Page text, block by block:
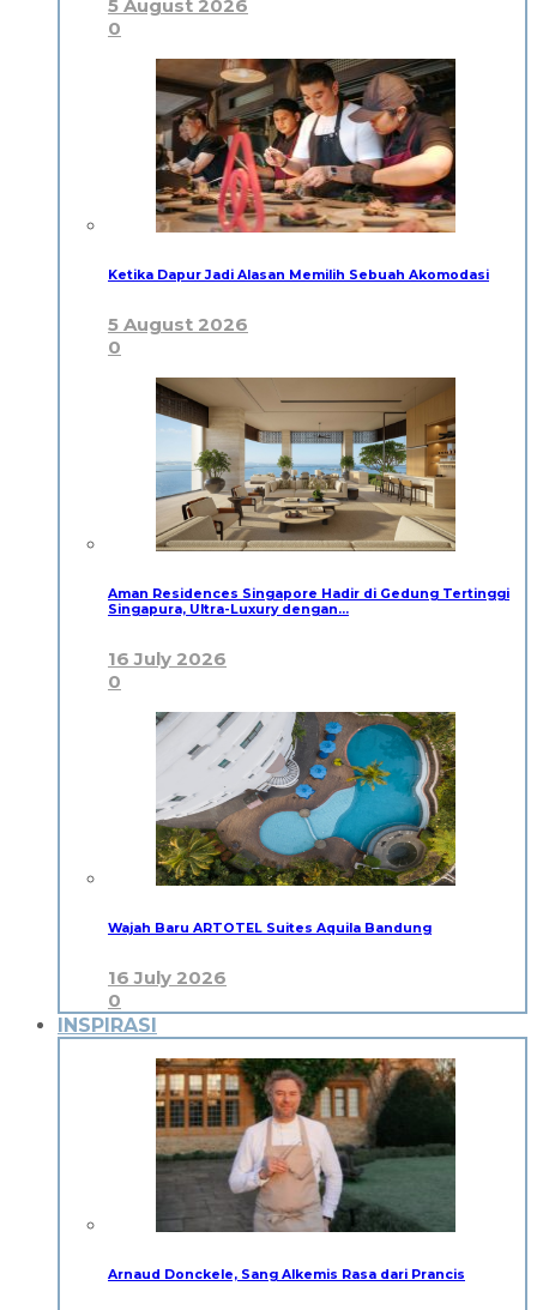
5 August 2026
0
Ketika Dapur Jadi Alasan Memilih Sebuah Akomodasi
5 August 2026
0
Aman Residences Singapore Hadir di Gedung Tertinggi
Singapura, Ultra-Luxury dengan…
16 July 2026
0
Wajah Baru ARTOTEL Suites Aquila Bandung
16 July 2026
0
INSPIRASI
Arnaud Donckele, Sang Alkemis Rasa dari Prancis